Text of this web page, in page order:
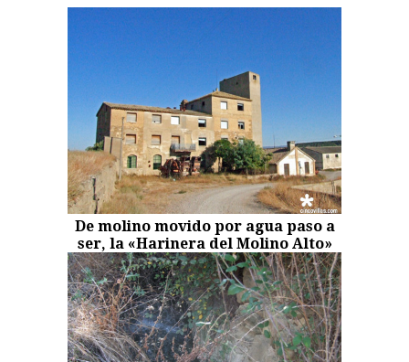
De molino movido por agua paso a
ser, la «Harinera del Molino Alto»